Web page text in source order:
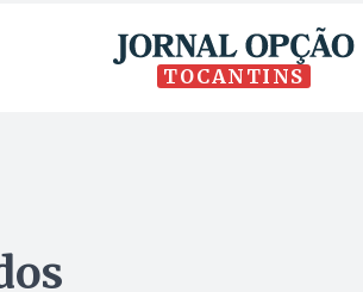
TOCANTINS